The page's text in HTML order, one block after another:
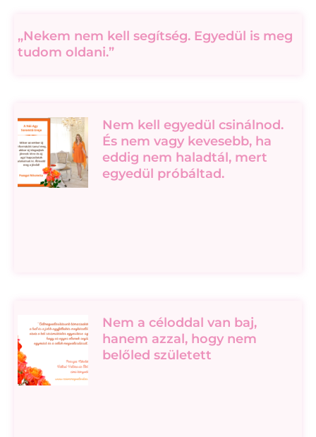
„Nekem nem kell segítség. Egyedül is meg
tudom oldani.”
Nem kell egyedül csinálnod.
És nem vagy kevesebb, ha
eddig nem haladtál, mert
egyedül próbáltad.
Nem a céloddal van baj,
hanem azzal, hogy nem
belőled született